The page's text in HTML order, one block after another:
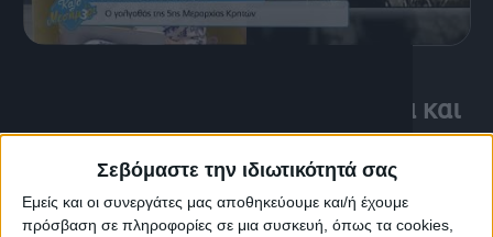
Σεβόμαστε την ιδιωτικότητά σας
Εμείς και οι συνεργάτες μας αποθηκεύουμε και/ή έχουμε
πρόσβαση σε πληροφορίες σε μια συσκευή, όπως τα cookies,
Μάχη της Κρήτης: Ντοκουμέντα και
ιστορίες της 5ης Μεραρχίας από
τον Γιώργο Σταράκη | Καλό
Μεσημέρι